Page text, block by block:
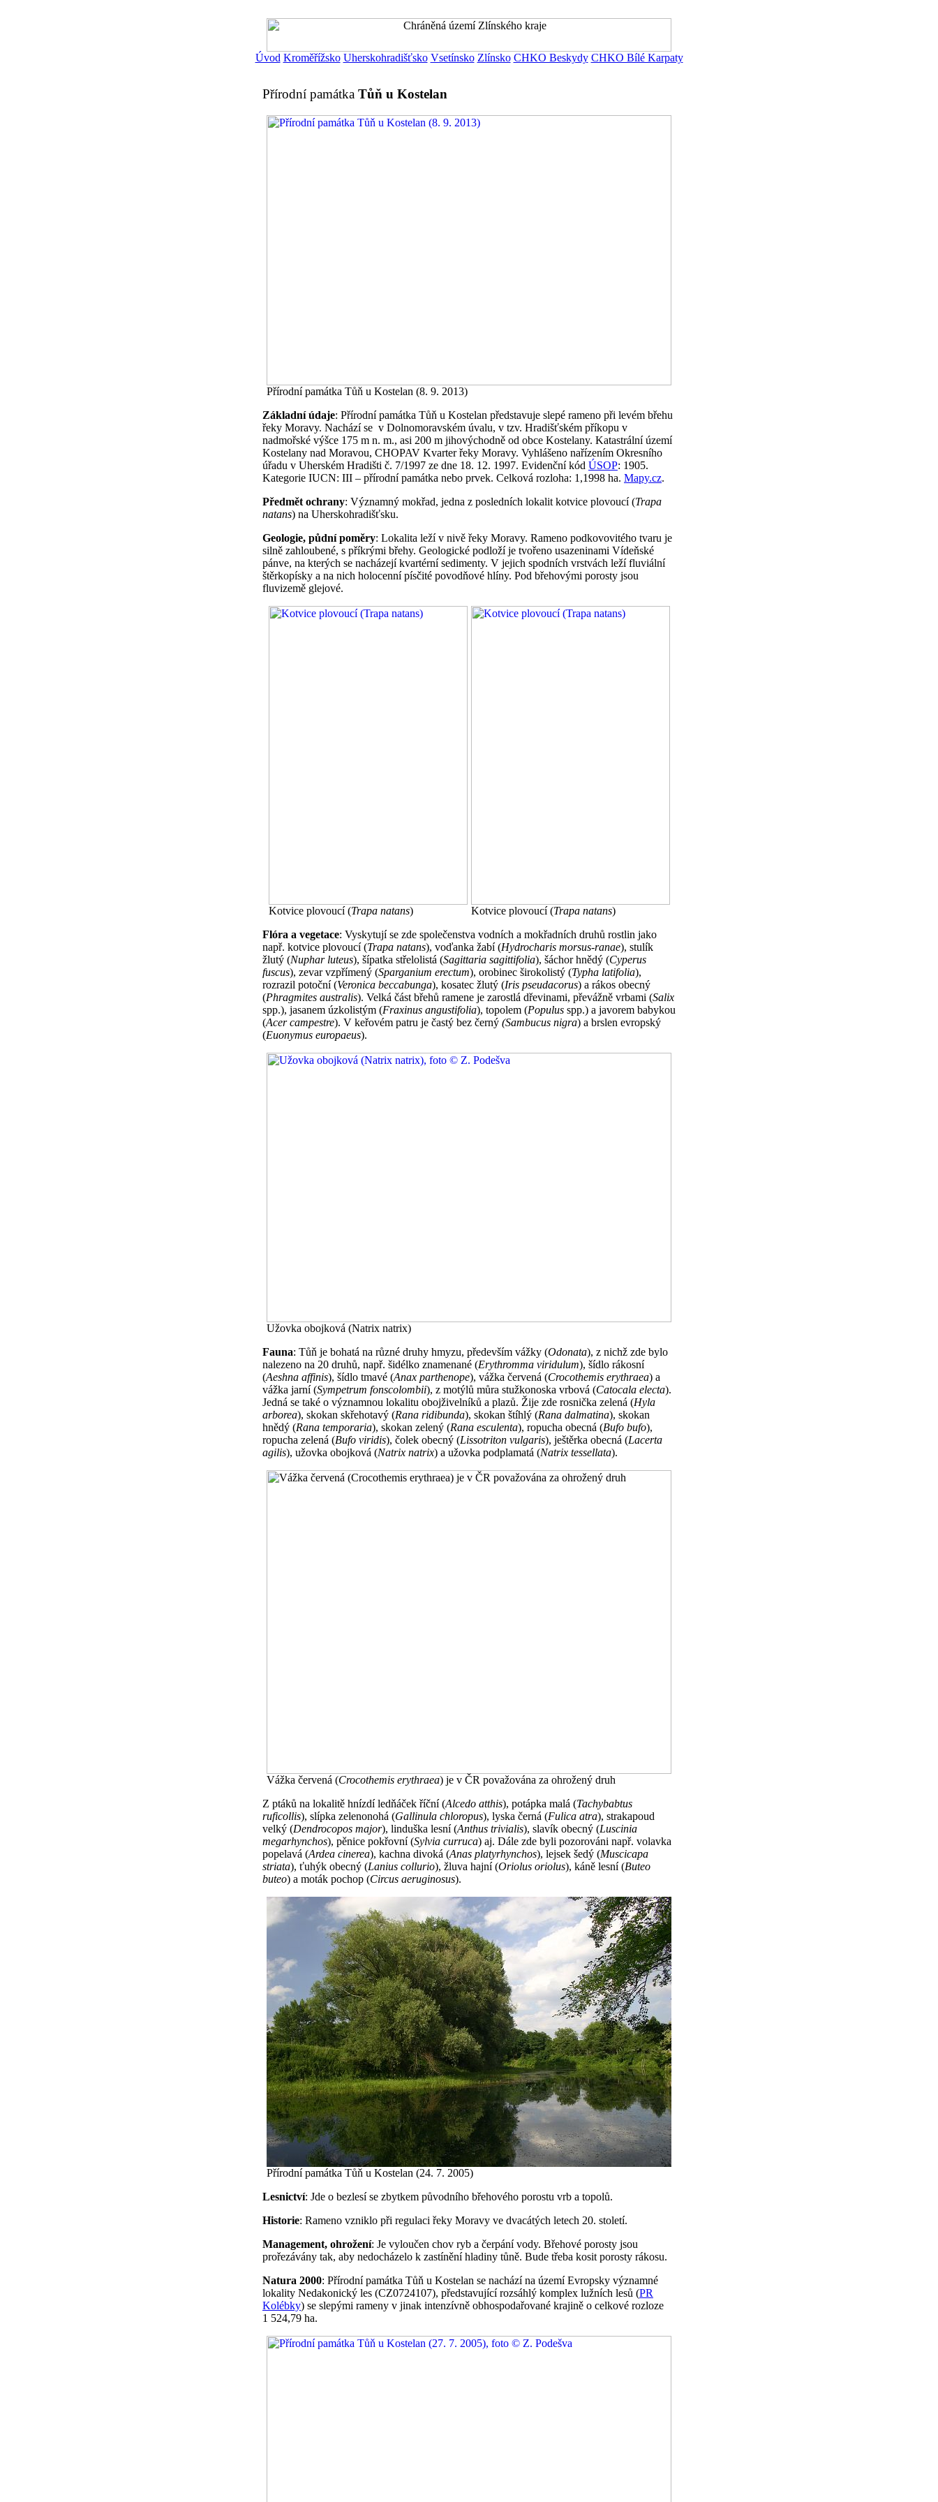
Úvod Kroměřížsko Uherskohradišťsko Vsetínsko Zlínsko CHKO Beskydy CHKO Bílé Karpaty
Přírodní památka Tůň u Kostelan
Přírodní památka Tůň u Kostelan (8. 9. 2013)
Základní údaje: Přírodní památka Tůň u Kostelan představuje slepé rameno při levém břehu
řeky Moravy. Nachází se v Dolnomoravském úvalu, v tzv. Hradišťském příkopu v
nadmořské výšce 175 m n. m., asi 200 m jihovýchodně od obce Kostelany. Katastrální území
Kostelany nad Moravou, CHOPAV Kvarter řeky Moravy. Vyhlášeno nařízením Okresního
úřadu v Uherském Hradišti č. 7/1997 ze dne 18. 12. 1997. Evidenční kód ÚSOP: 1905.
Kategorie IUCN: III – přírodní památka nebo prvek. Celková rozloha: 1,1998 ha. Mapy.cz.
Předmět ochrany: Významný mokřad, jedna z posledních lokalit kotvice plovoucí (Trapa
natans) na Uherskohradišťsku.
Geologie, půdní poměry: Lokalita leží v nivě řeky Moravy. Rameno podkovovitého tvaru je
silně zahloubené, s příkrými břehy. Geologické podloží je tvořeno usazeninami Vídeňské
pánve, na kterých se nacházejí kvartérní sedimenty. V jejich spodních vrstvách leží fluviální
štěrkopísky a na nich holocenní písčité povodňové hlíny. Pod břehovými porosty jsou
fluvizemě glejové.
Kotvice plovoucí (Trapa natans) Kotvice plovoucí (Trapa natans)
Flóra a vegetace: Vyskytují se zde společenstva vodních a mokřadních druhů rostlin jako
např. kotvice plovoucí (Trapa natans), voďanka žabí (Hydrocharis morsus-ranae), stulík
žlutý (Nuphar luteus), šípatka střelolistá (Sagittaria sagittifolia), šáchor hnědý (Cyperus
fuscus), zevar vzpřímený (Sparganium erectum), orobinec širokolistý (Typha latifolia),
rozrazil potoční (Veronica beccabunga), kosatec žlutý (Iris pseudacorus) a rákos obecný
(Phragmites australis). Velká část břehů ramene je zarostlá dřevinami, převážně vrbami (Salix
spp.), jasanem úzkolistým (Fraxinus angustifolia), topolem (Populus spp.) a javorem babykou
(Acer campestre). V keřovém patru je častý bez černý (Sambucus nigra) a brslen evropský
(Euonymus europaeus).
Užovka obojková (Natrix natrix)
Fauna: Tůň je bohatá na různé druhy hmyzu, především vážky (Odonata), z nichž zde bylo
nalezeno na 20 druhů, např. šidélko znamenané (Erythromma viridulum), šídlo rákosní
(Aeshna affinis), šídlo tmavé (Anax parthenope), vážka červená (Crocothemis erythraea) a
vážka jarní (Sympetrum fonscolombii), z motýlů můra stužkonoska vrbová (Catocala electa).
Jedná se také o významnou lokalitu obojživelníků a plazů. Žije zde rosnička zelená (Hyla
arborea), skokan skřehotavý (Rana ridibunda), skokan štíhlý (Rana dalmatina), skokan
hnědý (Rana temporaria), skokan zelený (Rana esculenta), ropucha obecná (Bufo bufo),
ropucha zelená (Bufo viridis), čolek obecný (Lissotriton vulgaris), ještěrka obecná (Lacerta
agilis), užovka obojková (Natrix natrix) a užovka podplamatá (Natrix tessellata).
Vážka červená (Crocothemis erythraea) je v ČR považována za ohrožený druh
Z ptáků na lokalitě hnízdí ledňáček říční (Alcedo atthis), potápka malá (Tachybabtus
ruficollis), slípka zelenonohá (Gallinula chloropus), lyska černá (Fulica atra), strakapoud
velký (Dendrocopos major), linduška lesní (Anthus trivialis), slavík obecný (Luscinia
megarhynchos), pěnice pokřovní (Sylvia curruca) aj. Dále zde byli pozorováni např. volavka
popelavá (Ardea cinerea), kachna divoká (Anas platyrhynchos), lejsek šedý (Muscicapa
striata), ťuhýk obecný (Lanius collurio), žluva hajní (Oriolus oriolus), káně lesní (Buteo
buteo) a moták pochop (Circus aeruginosus).
Přírodní památka Tůň u Kostelan (24. 7. 2005)
Lesnictví: Jde o bezlesí se zbytkem původního břehového porostu vrb a topolů.
Historie: Rameno vzniklo při regulaci řeky Moravy ve dvacátých letech 20. století.
Management, ohrožení: Je vyloučen chov ryb a čerpání vody. Břehové porosty jsou
prořezávány tak, aby nedocházelo k zastínění hladiny tůně. Bude třeba kosit porosty rákosu.
Natura 2000: Přírodní památka Tůň u Kostelan se nachází na území Evropsky významné
lokality Nedakonický les (CZ0724107), představující rozsáhlý komplex lužních lesů (PR
Kolébky) se slepými rameny v jinak intenzívně obhospodařované krajině o celkové rozloze
1 524,79 ha.